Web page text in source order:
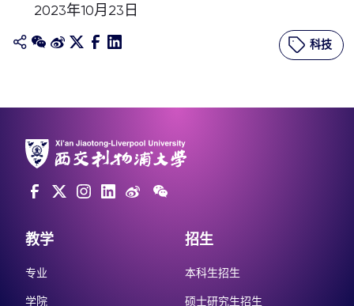
2023年10月23日
科技
教学
专业
学院
招生
本科生招生
硕士研究生招生